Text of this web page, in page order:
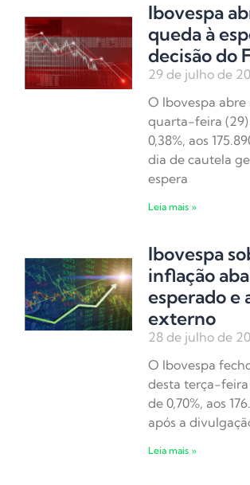
Ibovespa
queda à
decisão do
29 de julho de
O Ibovespa abre
quarta-feira
0,38%, aos
dia de cautela
espera
Leia mais »
Ibovespa
inflação
esperado e
externo
28 de julho de
O Ibovespa
desta terça-
de 0,70%, aos
após a
Leia mais »